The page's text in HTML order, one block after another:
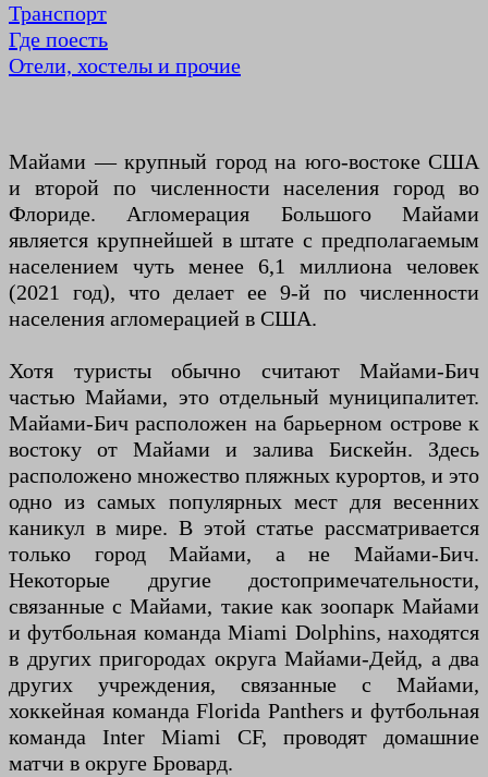
Транспорт
Где поесть
Отели, хостелы и прочие
Майами — крупный город на юго-востоке США
и второй по численности населения город во
Флориде. Агломерация Большого Майами
является крупнейшей в штате с предполагаемым
населением чуть менее 6,1 миллиона человек
(2021 год), что делает ее 9-й по численности
населения агломерацией в США.
Хотя туристы обычно считают Майами-Бич
частью Майами, это отдельный муниципалитет.
Майами-Бич расположен на барьерном острове к
востоку от Майами и залива Бискейн. Здесь
расположено множество пляжных курортов, и это
одно из самых популярных мест для весенних
каникул в мире. В этой статье рассматривается
только город Майами, а не Майами-Бич.
Некоторые другие достопримечательности,
связанные с Майами, такие как зоопарк Майами
и футбольная команда Miami Dolphins, находятся
в других пригородах округа Майами-Дейд, а два
других учреждения, связанные с Майами,
хоккейная команда Florida Panthers и футбольная
команда Inter Miami CF, проводят домашние
матчи в округе Бровард.